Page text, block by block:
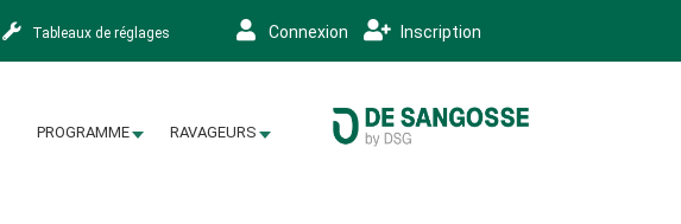
Tableaux de réglages Connexion Inscription
PROGRAMME RAVAGEURS